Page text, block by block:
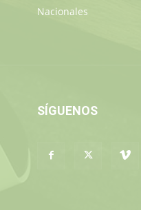
Nacionales
SÍGUENOS